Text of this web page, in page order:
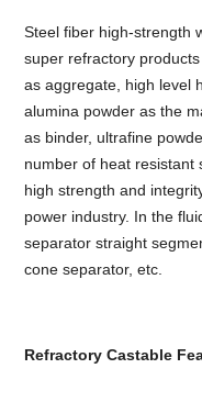
Steel fiber high-strength
super refractory
as aggregate, high level
alumina powder as the
as binder, ultrafine
number of heat resistant
high strength and
power industry. In the
separator straight
cone separator, etc.
Refractory Castable